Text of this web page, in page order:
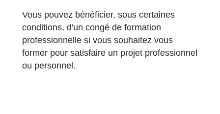
Vous pouvez bénéficier, sous certaines
conditions, d'un congé de formation
professionnelle si vous souhaitez vous
former pour satisfaire un projet professionnel
ou personnel.